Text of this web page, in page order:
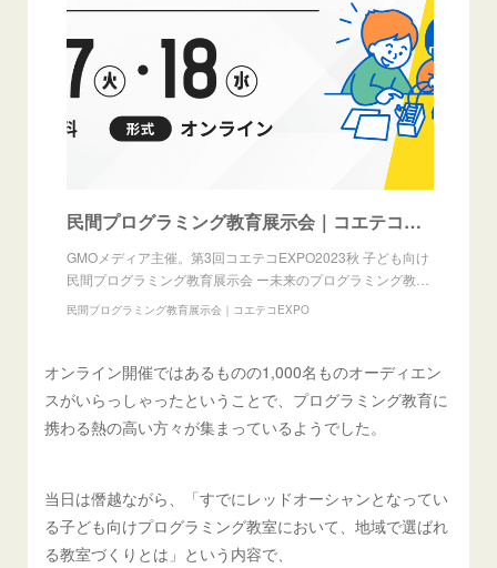
民間プログラミング教育展示会｜コエテコEXPO2023秋
GMOメディア主催。第3回コエテコEXPO2023秋 子ども向け
民間プログラミング教育展示会 ー未来のプログラミング教…
民間プログラミング教育展示会｜コエテコEXPO
オンライン開催ではあるものの1,000名ものオーディエン
スがいらっしゃったということで、プログラミング教育に
携わる熱の高い方々が集まっているようでした。
当日は僭越ながら、「すでにレッドオーシャンとなってい
る子ども向けプログラミング教室において、地域で選ばれ
る教室づくりとは」という内容で、